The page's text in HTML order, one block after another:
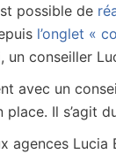
possible de
l’onglet «
un conseiller
avec un
Il s’agit
agences